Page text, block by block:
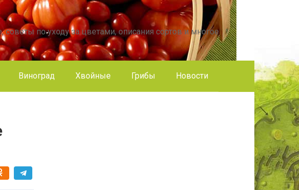
по уходу за цветами, описания сортов и многое
Виноград Хвойные Грибы Новости